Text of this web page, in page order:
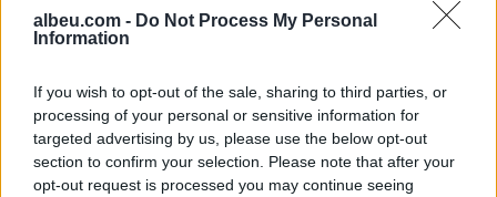
albeu.com - Do Not Process My Personal
Information
If you wish to opt-out of the sale, sharing to third parties, or
processing of your personal or sensitive information for
targeted advertising by us, please use the below opt-out
section to confirm your selection. Please note that after your
opt-out request is processed you may continue seeing
dhe flakët u përhapën drejt
malit